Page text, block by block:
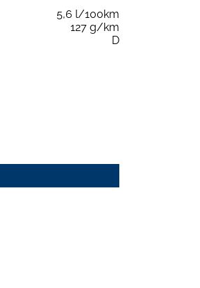
5,6 l/100km
127 g/km
D